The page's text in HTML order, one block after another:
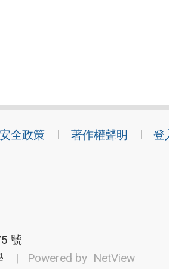
全政策 著作權聲明 登
號
| Powered by NetView